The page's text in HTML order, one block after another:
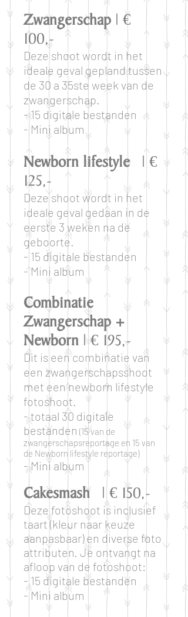
Zwangerschap | €
100,-
Deze shoot wordt in het
ideale geval gepland tussen
de 30 a 35ste week van de
zwangerschap.
- 15 digitale bestanden
- Mini album
Newborn lifestyle| €
125,-
Deze shoot wordt in het
ideale geval gedaan in de
eerste 3 weken na de
geboorte.
- 15 digitale bestanden
- Mini album
Combinatie
Zwangerschap +
Newborn | € 195,-
Dit is een combinatie van
een zwangerschapsshoot
met een newborn lifestyle
fotoshoot.
- totaal 30 digitale
bestanden (15 van de
zwangerschapsreportage en 15 van
de Newborn lifestyle reportage)
- Mini album
Cakesmash | € 150,-
Deze fotoshoot is inclusief
taart (kleur naar keuze
aanpasbaar) en diverse foto
attributen. Je ontvangt na
afloop van de fotoshoot:
- 15 digitale bestanden
- Mini album